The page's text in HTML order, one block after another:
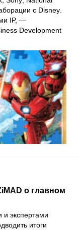
с Disney.
IP, —
Development
о главном
экспертами
итоги